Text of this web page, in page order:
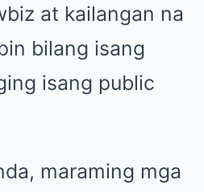
at kailangan na
bilang isang
isang public
maraming mga